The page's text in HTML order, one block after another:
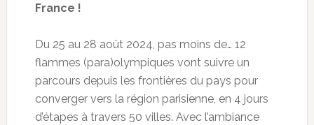
France !
Du 25 au 28 août 2024, pas moins de… 12
flammes (para)olympiques vont suivre un
parcours depuis les frontières du pays pour
converger vers la région parisienne, en 4 jours
d’étapes à travers 50 villes. Avec l’ambiance